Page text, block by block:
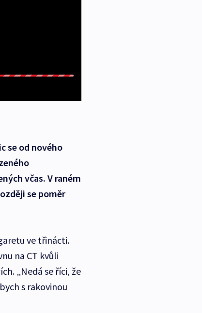
se od nového
včas. V raném
se poměr
ve třinácti.
na CT kvůli
„Nedá se říci, že
s rakovinou